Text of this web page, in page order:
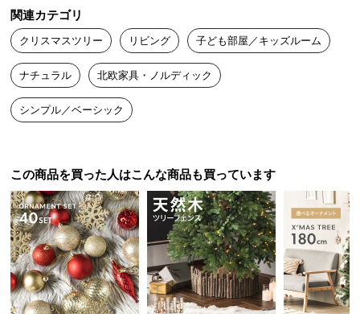
つ
い
て
中
型
商
配
送
に
つ
い
て
小
関連カテゴリ
クリスマスツリー リビング 子ども部屋／キッズルーム
ナチュラル 北欧家具・ノルディック
シンプル／ベーシック
この商品を買った人はこんな商品も買っています